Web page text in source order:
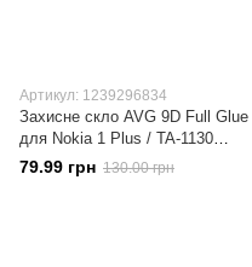
Артикул: 1239296834
Захисне скло AVG 9D Full Glue
для Nokia 1 Plus / TA-1130
повноекранне чорне
79.99 грн 130.00 грн